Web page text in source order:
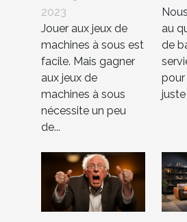
machines à
sous ?
2023
Jouer aux jeux de
machines à sous est
facile. Mais gagner
aux jeux de
machines à sous
nécessite un peu
de...
au
de
pour
juste